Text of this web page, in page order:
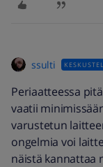
ssulti
Periaatteessa
vaatii
varustetun
ongelmia voi
näistä kannattaa